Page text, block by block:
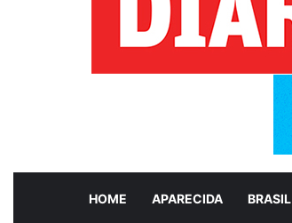
HOME APARECIDA BRASIL